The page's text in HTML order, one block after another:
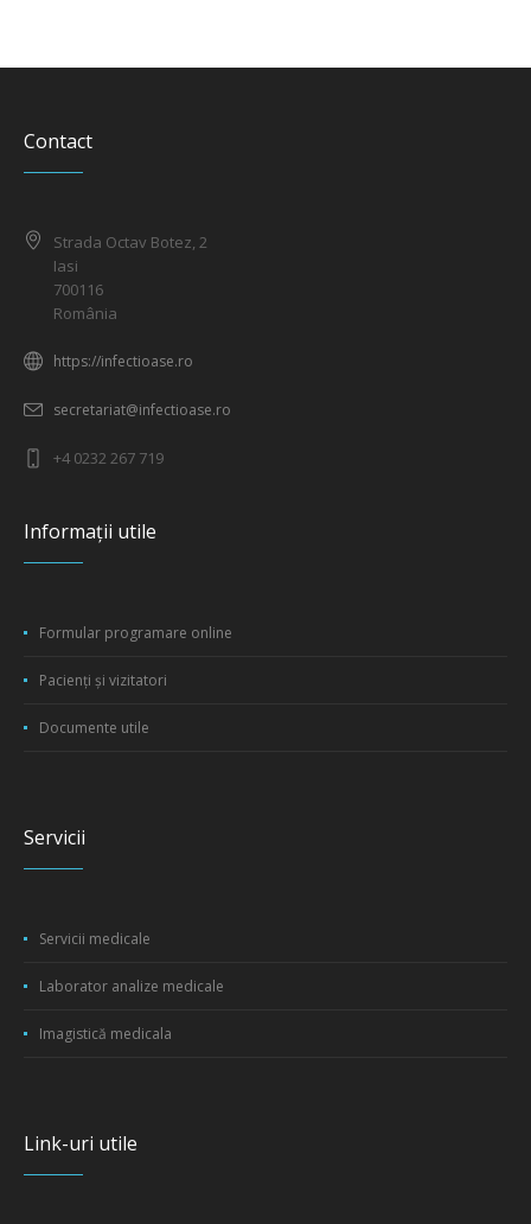
Contact
Strada Octav Botez, 2
Iasi
700116
România
https://infectioase.ro
secretariat@infectioase.ro
+4 0232 267 719
Informații utile
Formular programare online
Pacienți și vizitatori
Documente utile
Servicii
Servicii medicale
Laborator analize medicale
Imagistică medicala
Link-uri utile